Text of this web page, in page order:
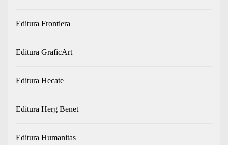
Editura Frontiera
Editura GraficArt
Editura Hecate
Editura Herg Benet
Editura Humanitas